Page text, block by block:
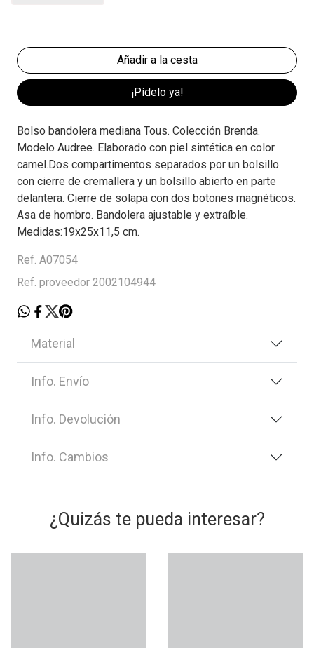
¡Pídelo ya!
Bolso bandolera mediana Tous. Colección Brenda.
Modelo Audree. Elaborado con piel sintética en color
camel.Dos compartimentos separados por un bolsillo
con cierre de cremallera y un bolsillo abierto en parte
delantera. Cierre de solapa con dos botones magnéticos.
Asa de hombro. Bandolera ajustable y extraíble.
Medidas:19x25x11,5 cm.
Ref. A07054
Ref. proveedor 2002104944
Material
Info. Envío
Info. Devolución
Info. Cambios
¿Quizás te pueda interesar?